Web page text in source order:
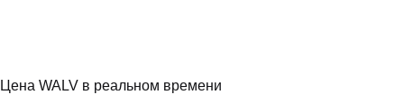
Цена WALV в реальном времени